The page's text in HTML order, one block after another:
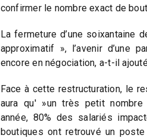
confirmer le nombre exact de
La fermeture d’une soixantaine
approximatif », l’avenir d’une
encore en négociation, a-t-il
Face à cette restructuration, le
aura qu' »un très petit
année, 80% des salariés
boutiques ont retrouvé un